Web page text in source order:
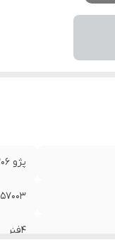
پژو 206 تیپ 5
57003
4فنر